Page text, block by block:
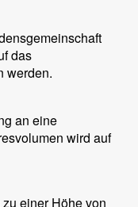
das
werden.
an eine
wird auf
einer Höhe von